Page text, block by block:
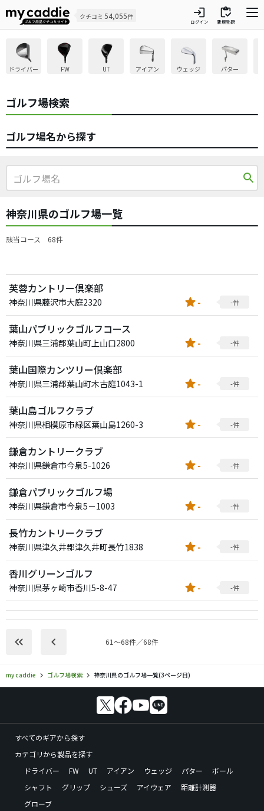
クチコミ 54,055件 login
ログイン
inventory
新規登録
ドライバー FW UT アイアン ウェッジ パター
ゴルフ場検索
ゴルフ場名から探す
search
神奈川県のゴルフ場一覧
該当コース 68件
芙蓉カントリー倶楽部
神奈川県藤沢市大庭2320 star - -件
葉山パブリックゴルフコース
神奈川県三浦郡葉山町上山口2800 star - -件
葉山国際カンツリー倶楽部
神奈川県三浦郡葉山町木古庭1043-1 star - -件
葉山島ゴルフクラブ
神奈川県相模原市緑区葉山島1260-3 star - -件
鎌倉カントリークラブ
神奈川県鎌倉市今泉5-1026 star - -件
鎌倉パブリックゴルフ場
神奈川県鎌倉市今泉5－1003 star - -件
長竹カントリークラブ
神奈川県津久井郡津久井町長竹1838 star - -件
香川グリーンゴルフ
神奈川県茅ヶ崎市香川5-8-47 star - -件
keyboard_double_arrow_left keyboard_arrow_left 61〜68件／68件
my caddie ゴルフ場検索 神奈川県のゴルフ場一覧(3ページ目)
すべてのギアから探す
カテゴリから製品を探す
ドライバー
FW UT アイアン ウェッジ パター
ボール
シャフト
グリップ シューズ アイウェア
距離計測器
グローブ